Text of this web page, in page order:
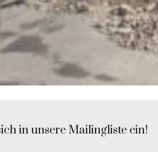
in unsere Mailingliste ein!